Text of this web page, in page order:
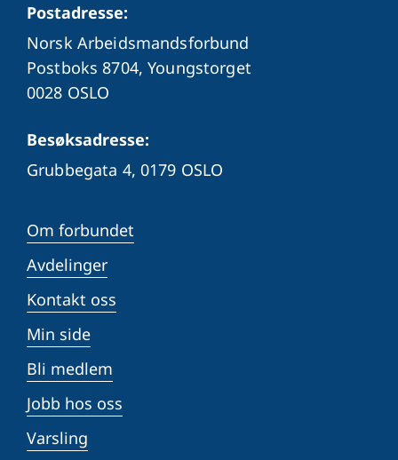
Postadresse:
Norsk Arbeidsmandsforbund
Postboks 8704, Youngstorget
0028 OSLO
Besøksadresse:
Grubbegata 4,0179 OSLO
Om forbundet
Avdelinger
Kontakt oss
Min side
Bli medlem
Jobb hos oss
Varsling